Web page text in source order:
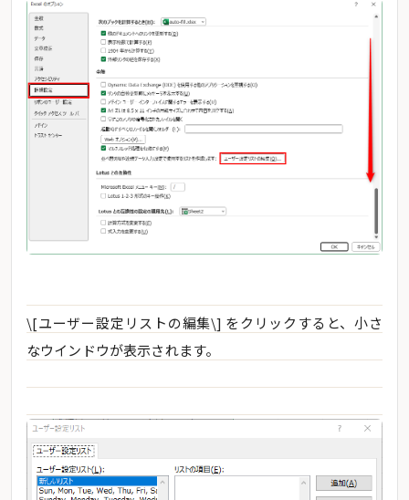
\[ユーザー設定リストの編集\] をクリックすると、小さ
なウインドウが表示されます。